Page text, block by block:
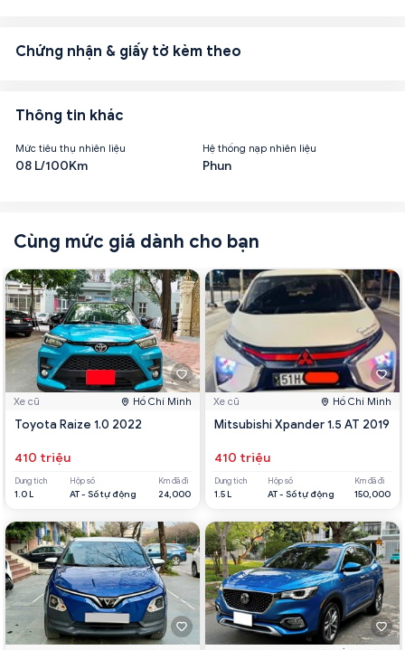
Chứng nhận & giấy tờ kèm theo
Thông tin khác
Mức tiêu thụ nhiên liệu
08 L/100Km
Hệ thống nạp nhiên liệu
Phun
Cùng mức giá dành cho bạn
Xe cũ Hồ Chí Minh
Toyota Raize 1.0 2022
410 triệu
Dung tích
1.0 L
Hộp số
AT - Số tự động
Km đã đi
24,000
Xe cũ Hồ Chí Minh
Mitsubishi Xpander 1.5 AT 2019
410 triệu
Dung tích
1.5 L
Hộp số
AT - Số tự động
Km đã đi
150,000